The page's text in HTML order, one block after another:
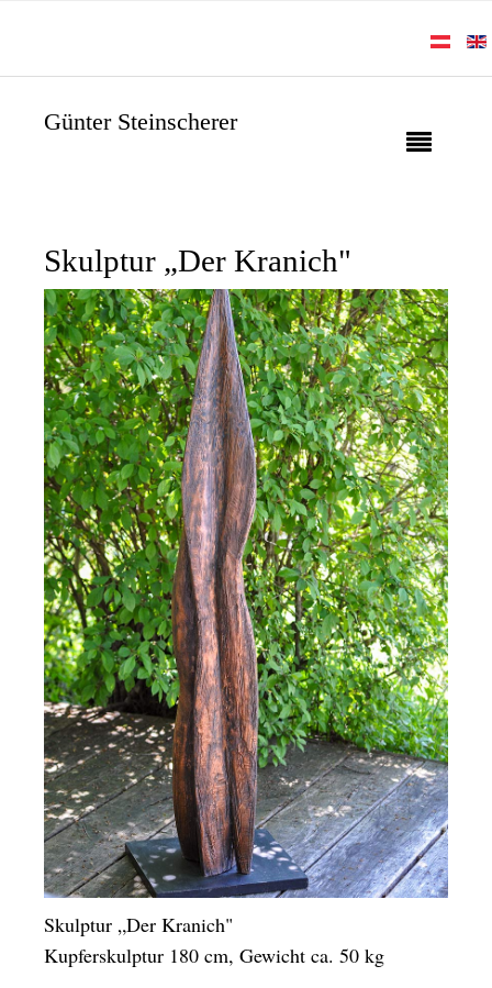
Günter Steinscherer
Skulptur „Der Kranich"
Skulptur „Der Kranich"
Kupferskulptur 180 cm, Gewicht ca. 50 kg